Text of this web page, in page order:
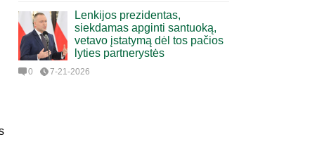
Lenkijos prezidentas,
siekdamas apginti santuoką,
vetavo įstatymą dėl tos pačios
lyties partnerystės
0 7-21-2026